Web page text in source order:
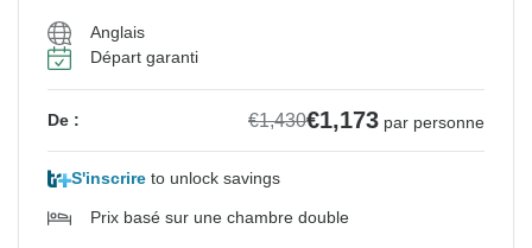
Anglais
Départ garanti
De : €1,430€1,173 par personne
S'inscrire to unlock savings
Prix basé sur une chambre double